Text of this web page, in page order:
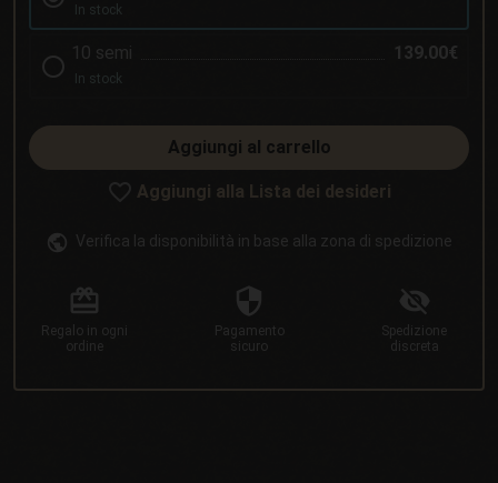
In stock
10 semi 139.00€
In stock
Aggiungi al carrello
Aggiungi alla Lista dei desideri
Verifica la disponibilità in base alla zona di spedizione
Regalo in ogni
ordine
Pagamento
sicuro
Spedizione
discreta